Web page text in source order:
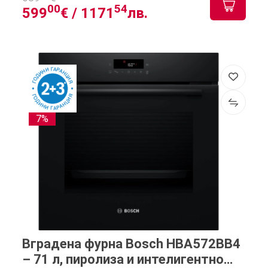
59900€ / 117154лв.
7%
Вградена фурна Bosch HBA572BB4
– 71 л, пиролиза и интелигентно